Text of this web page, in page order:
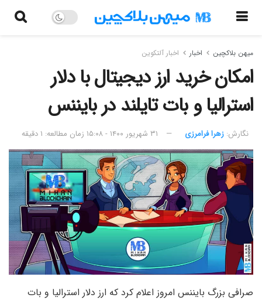
میهن بلاکچین اخبار اخبار آلتکوین
امکان خرید ارز دیجیتال با دلار
استرالیا و بات تایلند در بایننس
نگارش:‌ زهرا فرامرزی ۳۱ شهریور ۱۴۰۰ - ۱۵:۰۸ زمان مطالعه: ۱ دقیقه
صرافی بزرگ بایننس امروز اعلام کرد که ارز دلار استرالیا و بات